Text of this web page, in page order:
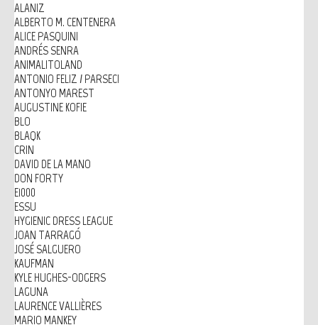
ALANIZ
ALBERTO M. CENTENERA
ALICE PASQUINI
ANDRÉS SENRA
ANIMALITOLAND
ANTONIO FELIZ / PARSEC!
ANTONYO MAREST
AUGUSTINE KOFIE
BLO
BLAQK
CRIN
DAVID DE LA MANO
DON FORTY
E1000
ESSU
HYGIENIC DRESS LEAGUE
JOAN TARRAGÓ
JOSÉ SALGUERO
KAUFMAN
KYLE HUGHES-ODGERS
LAGUNA
LAURENCE VALLIÈRES
MARIO MANKEY